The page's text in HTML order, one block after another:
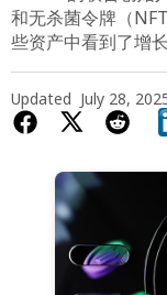
$1.36
和无杀菌令牌（
些资产中看到了增长
Updated July 28,